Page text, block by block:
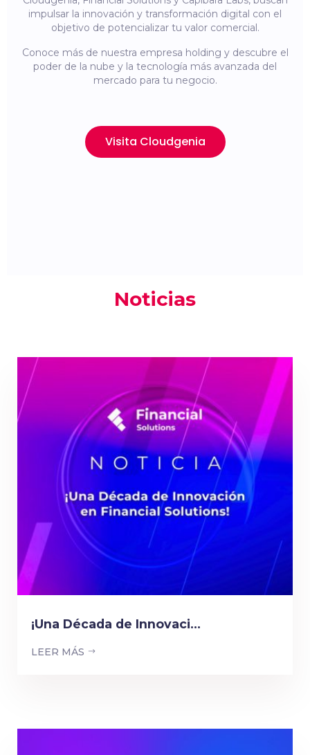
impulsar la innovación y transformación digital con el
objetivo de potencializar tu valor comercial.
Conoce más de nuestra empresa holding y descubre el
poder de la nube y la tecnología más avanzada del
mercado para tu negocio.
Visita Cloudgenia
Noticias
¡Una Década de Innovaci...
LEER MÁS